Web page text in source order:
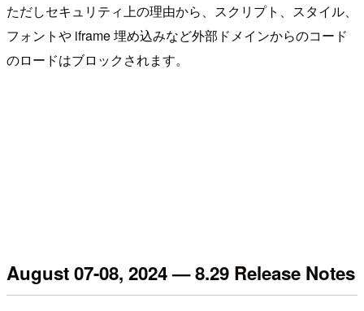
ただしセキュリティ上の理由から、スクリプト、スタイル、
フォントや iframe 埋め込みなど外部ドメインからのコード
のロードはブロックされます。
August 07-08, 2024 — 8.29 Release Notes